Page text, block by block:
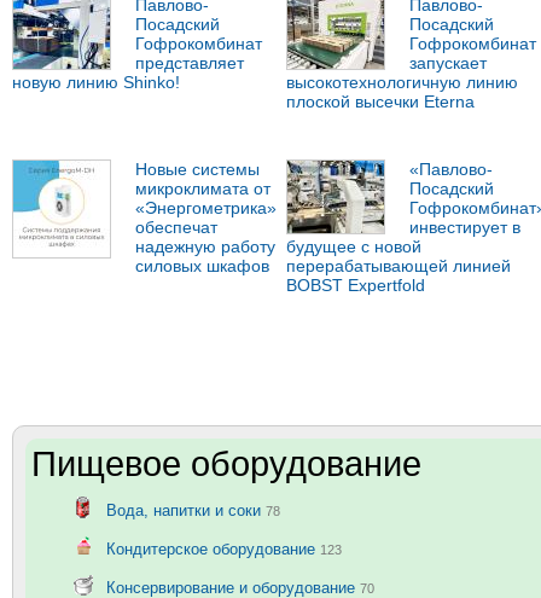
Павлово-
Посадский
Гофрокомбинат
представляет
новую линию Shinko!
Павлово-
Посадский
Гофрокомбинат
запускает
высокотехнологичную линию
плоской высечки Eterna
Новые системы
микроклимата от
«Энергометрика»
обеспечат
надежную работу
силовых шкафов
«Павлово-
Посадский
инвестирует в
будущее с новой
перерабатывающей линией
BOBST Expertfold
Пищевое оборудование
Вода, напитки и соки 78
Кондитерское оборудование 123
Консервирование и оборудование 70